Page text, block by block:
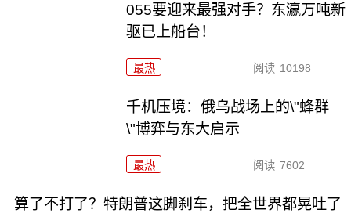
055要迎来最强对手？东瀛万吨新
驱已上船台！
最热 阅读 10198
千机压境：俄乌战场上的\"蜂群
\"博弈与东大启示
最热 阅读 7602
算了不打了？特朗普这脚刹车，把全世界都晃吐了